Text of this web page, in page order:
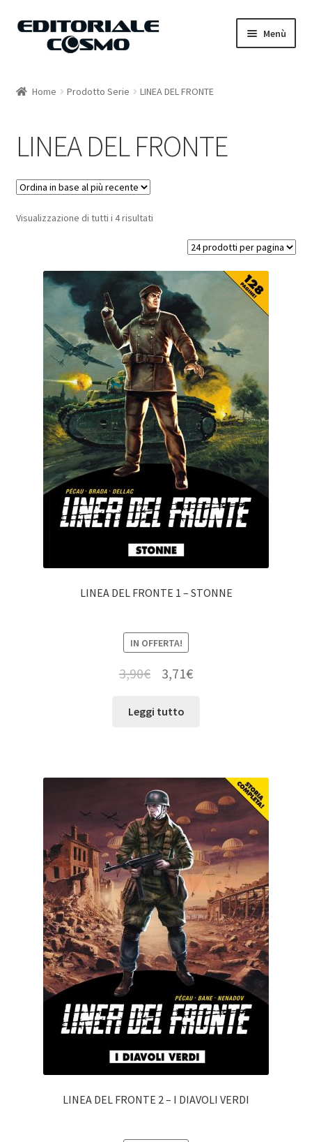
Vai
Vai
Menù
Carrello
Il mio account
Home Prodotto Serie LINEA DEL FRONTE
LINEA DEL FRONTE
Visualizzazione di tutti i 4 risultati
LINEA DEL FRONTE 1 – STONNE
IN OFFERTA!
3,90€ 3,71€
Leggi tutto
LINEA DEL FRONTE 2 – I DIAVOLI VERDI